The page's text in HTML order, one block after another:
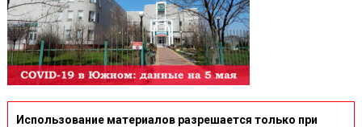
Использование материалов разрешается только при